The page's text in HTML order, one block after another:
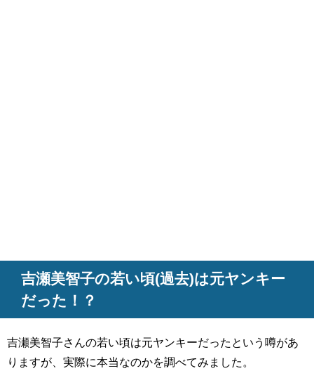
吉瀬美智子の若い頃(過去)は元ヤンキー
だった！？
吉瀬美智子さんの若い頃は元ヤンキーだったという噂があ
りますが、実際に本当なのかを調べてみました。